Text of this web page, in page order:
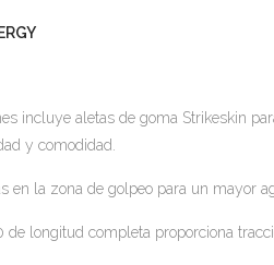
incluye aletas de goma Strikeskin
y comodidad.
en la zona de golpeo para un mayor
de longitud completa proporciona